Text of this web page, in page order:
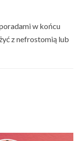
w końcu
z nefrostomią lub